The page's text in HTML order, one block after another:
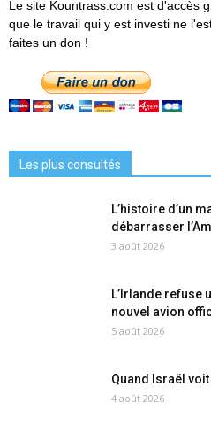
Le site Kountrass.com est d'accès
que le travail qui y est investi ne
faites un don !
Les plus consultés
L’histoire d’un
débarrasser
3 août 2026
L’Irlande refuse
nouvel avion
5 août 2026
Quand Israël
4 août 2026